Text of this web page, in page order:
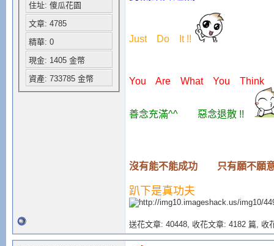
住址: 傻瓜花園
文章: 4785
精華: 0
現金: 1405 金幣
資產: 733785 金幣
Just Do It !!
You Are What You
善念充滿^^ 惡念退散 !!
沒有能不能成功 只有願不願
趴下是真功夫
送花文章: 40448, 收花文章: 4182 篇, 收